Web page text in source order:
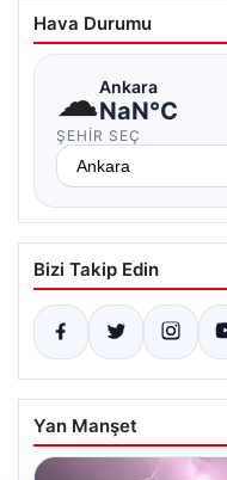
Hava Durumu
☁Ankara
NaN°C
ŞEHIR SEÇ
Bizi Takip Edin
Yan Manşet